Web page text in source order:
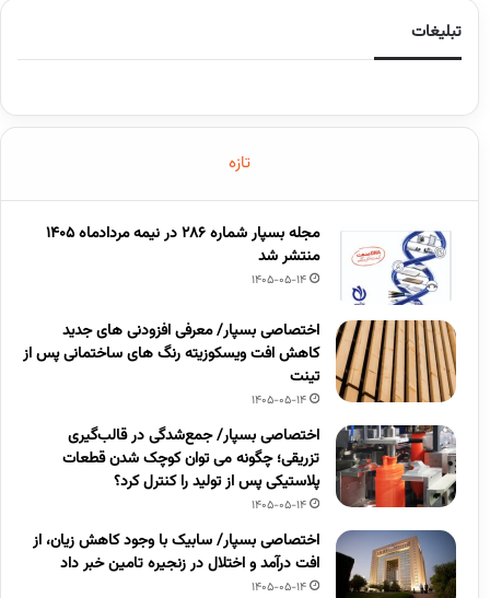
تبلیغات
تازه
مجله بسپار شماره 286 در نیمه مردادماه 1405
منتشر شد
1405-05-14
اختصاصی بسپار/ معرفی افزودنی های جدید
کاهش افت ویسکوزیته رنگ های ساختمانی پس از
تینت
1405-05-14
اختصاصی بسپار/ جمع‌شدگی در قالب‌گیری
تزریقی؛ چگونه می توان کوچک شدن قطعات
پلاستیکی پس از تولید را کنترل کرد؟
1405-05-14
اختصاصی بسپار/ سابیک با وجود کاهش زیان، از
افت درآمد و اختلال در زنجیره تامین خبر داد
1405-05-14